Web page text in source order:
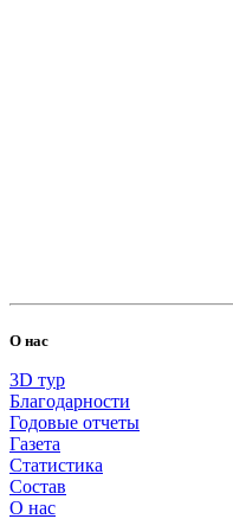
О нас
3D тур
Благодарности
Годовые отчеты
Газета
Статистика
Состав
О нас